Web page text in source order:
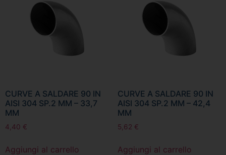
CURVE A SALDARE 90 IN
AISI 304 SP.2 MM – 33,7
MM
4,40 €
Aggiungi al carrello
CURVE A SALDARE 90 IN
AISI 304 SP.2 MM – 42,4
MM
5,62 €
Aggiungi al carrello